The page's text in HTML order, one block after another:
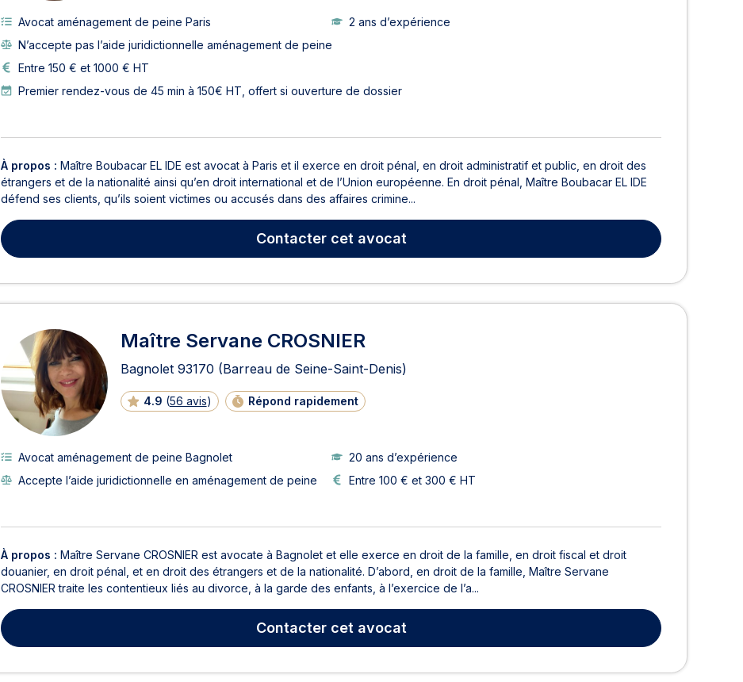
Avocat aménagement de peine Paris
2 ans d’expérience
N’accepte pas l’aide juridictionnelle aménagement de peine
Entre 150 € et 1000 € HT
Premier rendez-vous de 45 min à 150€ HT, offert si ouverture de dossier
À propos : Maître Boubacar EL IDE est avocat à Paris et il exerce en droit pénal, en droit administratif et public, en droit des
étrangers et de la nationalité ainsi qu’en droit international et de l’Union européenne. En droit pénal, Maître Boubacar EL IDE
défend ses clients, qu’ils soient victimes ou accusés dans des affaires crimine...
Contactercet avocat
Maître Servane CROSNIER
Bagnolet 93170 (Barreau de Seine-Saint-Denis)
4.9 (56 avis) Répond rapidement
Avocat aménagement de peine Bagnolet
20 ans d’expérience
Accepte l’aide juridictionnelle en aménagement de peine
Entre 100 € et 300 € HT
À propos : Maître Servane CROSNIER est avocate à Bagnolet et elle exerce en droit de la famille, en droit fiscal et droit
douanier, en droit pénal, et en droit des étrangers et de la nationalité. D’abord, en droit de la famille, Maître Servane
CROSNIER traite les contentieux liés au divorce, à la garde des enfants, à l’exercice de l’a...
Contactercet avocat